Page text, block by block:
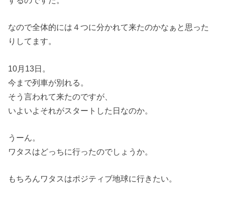
なので全体的には４つに分かれて来たのかなぁと思った
りしてます。
10月13日。
今まで列車が別れる。
そう言われて来たのですが、
いよいよそれがスタートした日なのか。
うーん。
ワタスはどっちに行ったのでしょうか。
もちろんワタスはポジティブ地球に行きたい。